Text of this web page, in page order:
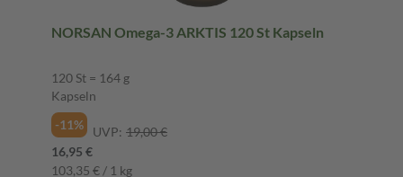
NORSAN Omega-3 ARKTIS 120 St Kapseln
120 St = 164 g
Kapseln
-11%
UVP: 19,00 €
16,95 €
103,35 € / 1 kg